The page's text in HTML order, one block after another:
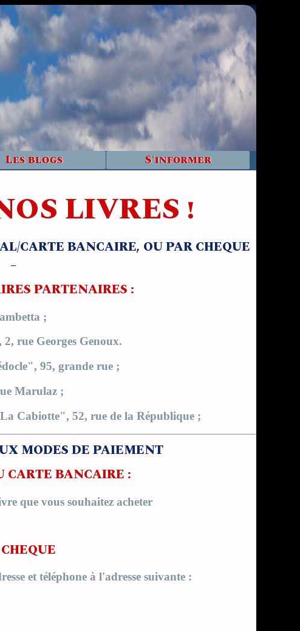
Les blogs S'informer
LIVRES !
CARTE BANCAIRE, OU PAR CHEQUE
–
PARTENAIRES :
;
rue Georges Genoux.
95, grande rue ;
Marulaz ;
Cabiotte", 52, rue de la République ;
MODES DE PAIEMENT
CARTE BANCAIRE :
que vous souhaitez acheter
et téléphone à l'adresse suivante :